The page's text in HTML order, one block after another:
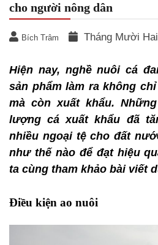
cho người nông dân
Bích Trâm Tháng Mười
Hiện nay, nghề nuôi cá
sản phẩm làm ra không
mà còn xuất khẩu.
lượng cá xuất khẩu đã
nhiều ngoại tệ cho đất
như thế nào để đạt hiệu
ta cùng tham khảo bài viết
Điều kiện ao nuôi